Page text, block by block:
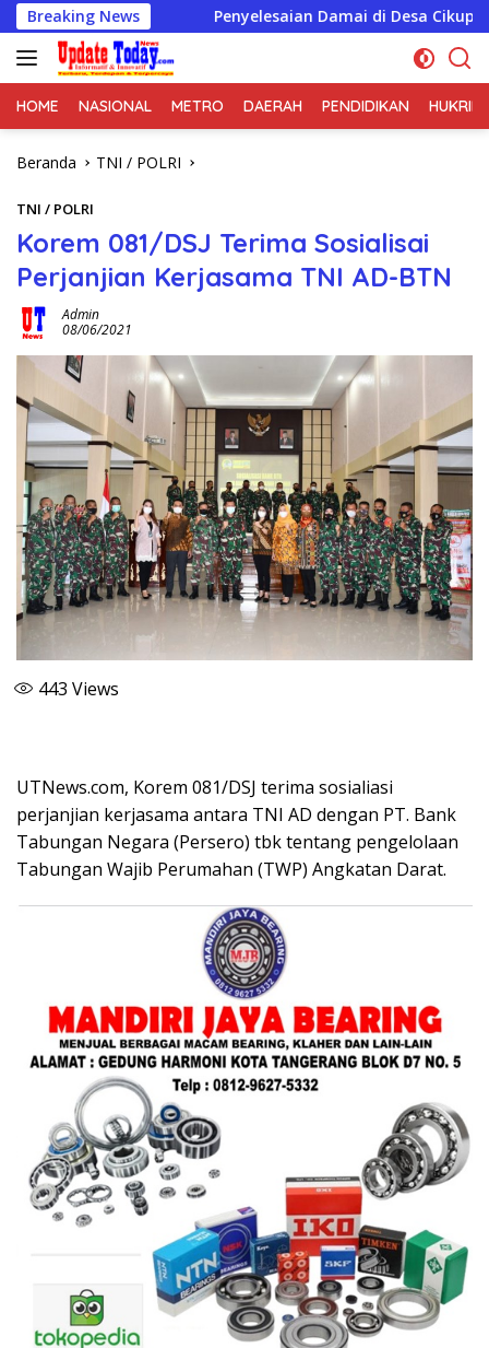
Langsung
ke
konten
Breaking NewsPenyelesaian Damai di Desa Cikupa Jadi Contoh
HOME NASIONAL METRO DAERAH PENDIDIKAN HUKRIM
Beranda TNI / POLRI
TNI / POLRI
Korem 081/DSJ Terima Sosialisai
Perjanjian Kerjasama TNI AD-BTN
Admin
08/06/2021
443 Views
UTNews.com, Korem 081/DSJ terima sosialiasi
perjanjian kerjasama antara TNI AD dengan PT. Bank
Tabungan Negara (Persero) tbk tentang pengelolaan
Tabungan Wajib Perumahan (TWP) Angkatan Darat.